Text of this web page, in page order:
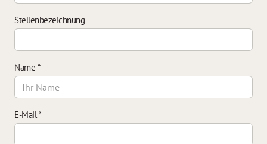
Stellenbezeichnung
Name *
E-Mail*